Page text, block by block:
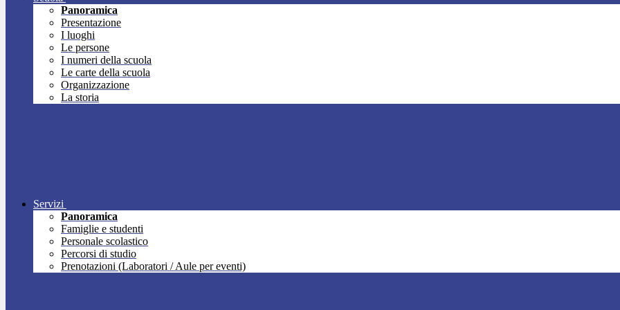
Panoramica
Presentazione
I luoghi
Le persone
I numeri della scuola
Le carte della scuola
Organizzazione
La storia
Servizi
Panoramica
Famiglie e studenti
Personale scolastico
Percorsi di studio
Prenotazioni (Laboratori / Aule per eventi)